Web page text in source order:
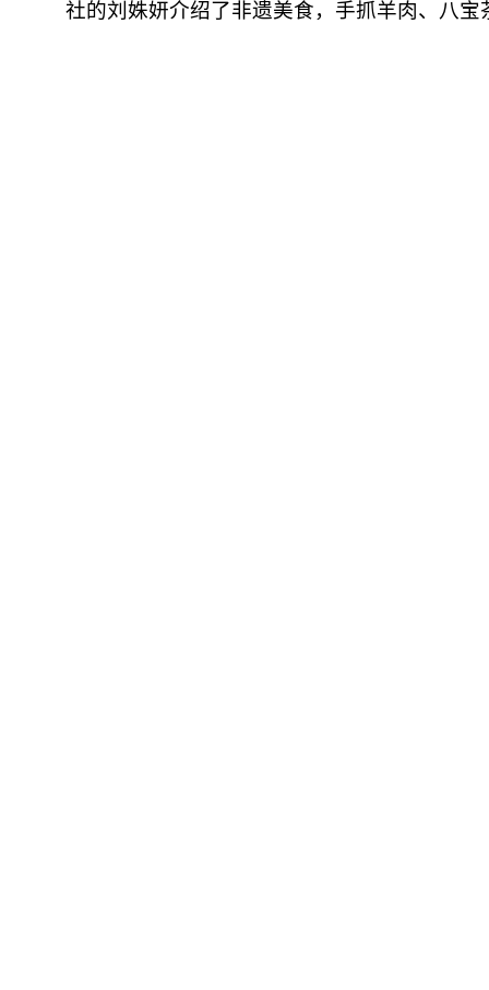
社的刘姝妍介绍了非遗美食，手抓羊肉、八